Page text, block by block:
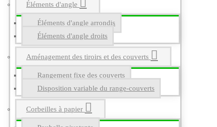
Éléments d'angle
Éléments d'angle arrondis
Éléments d'angle droits
Aménagement des tiroirs et des couverts
Rangement fixe des couverts
Disposition variable du range-couverts
Corbeilles à papier